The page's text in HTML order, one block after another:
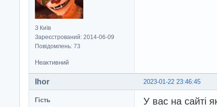
З Київ
Зареєстрований: 2014-06-09
Повідомлень: 73
Неактивний
2023-01-22 23:46:45
Ihor
Гість
У вас на сайті